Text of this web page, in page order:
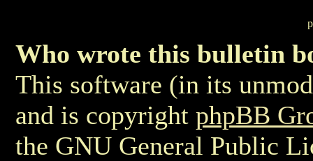
Who wrote this bulletin
This software (in its
and is copyright phpBB
the GNU General Public